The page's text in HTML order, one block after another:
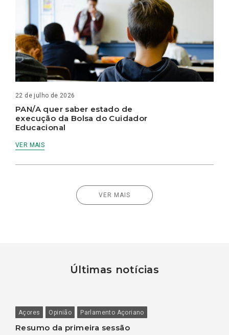
22 de julho de 2026
PAN/A quer saber estado de
execução da Bolsa do Cuidador
Educacional
VER MAIS
VER MAIS
Últimas notícias
Açores Opinião Parlamento Açoriano
Resumo da primeira sessão